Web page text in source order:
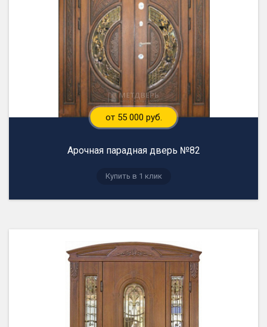
от 55 000 руб.
Арочная парадная дверь №82